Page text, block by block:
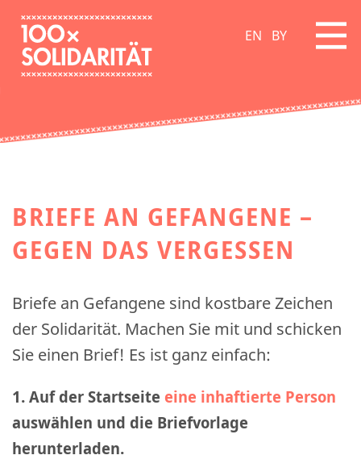
EN BY
BRIEFE AN GEFANGENE –
GEGEN DAS VERGESSEN
Briefe an Gefangene sind kostbare Zeichen
der Solidarität. Machen Sie mit und schicken
Sie einen Brief! Es ist ganz einfach:
1. Auf der Startseite eine inhaftierte Person
auswählen und die Briefvorlage
herunterladen.